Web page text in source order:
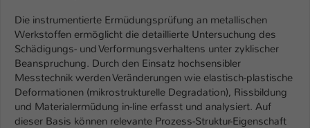
Die instrumentierte Ermüdungsprüfung an metallischen
Werkstoffen ermöglicht die detaillierte Untersuchung des
Schädigungs- und Verformungsverhaltens unter zyklischer
Beanspruchung. Durch den Einsatz hochsensibler
Messtechnik werden Veränderungen wie elastisch-plastische
Deformationen (mikrostrukturelle Degradation), Rissbildung
und Materialermüdung in-line erfasst und analysiert. Auf
dieser Basis können relevante Prozess-Struktur-Eigenschaft
Laufzeit 1 Woche
Zweck
Dieses Cookie ist ein Standard-Session-
Cookie von TYPO3. Es speichert im Fall
eines Intranet-Logins die Session-ID. So
kann der eingeloggte Benutzer
wiedererkannt werden und es wird ihm
Zugang zu geschützten Bereichen